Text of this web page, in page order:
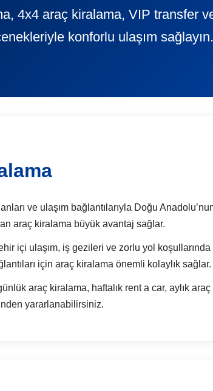
4x4 araç kiralama, VIP transfer
konforlu ulaşım sağlayın.
ve ulaşım bağlantılarıyla Doğu
araç kiralama büyük avantaj sağlar.
içi ulaşım, iş gezileri ve zorlu yol
için araç kiralama önemli kolaylık sağlar.
araç kiralama, haftalık rent a car, aylık
yararlanabilirsiniz.